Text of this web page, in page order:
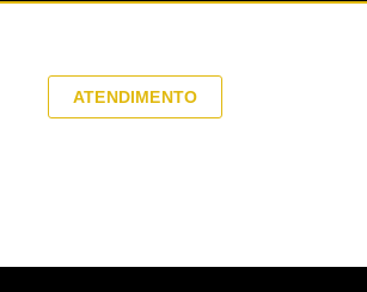
ATENDIMENTO